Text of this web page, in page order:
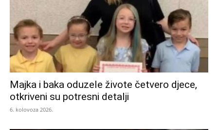
Majka i baka oduzele živote četvero djece,
otkriveni su potresni detalji
6. kolovoza 2026.